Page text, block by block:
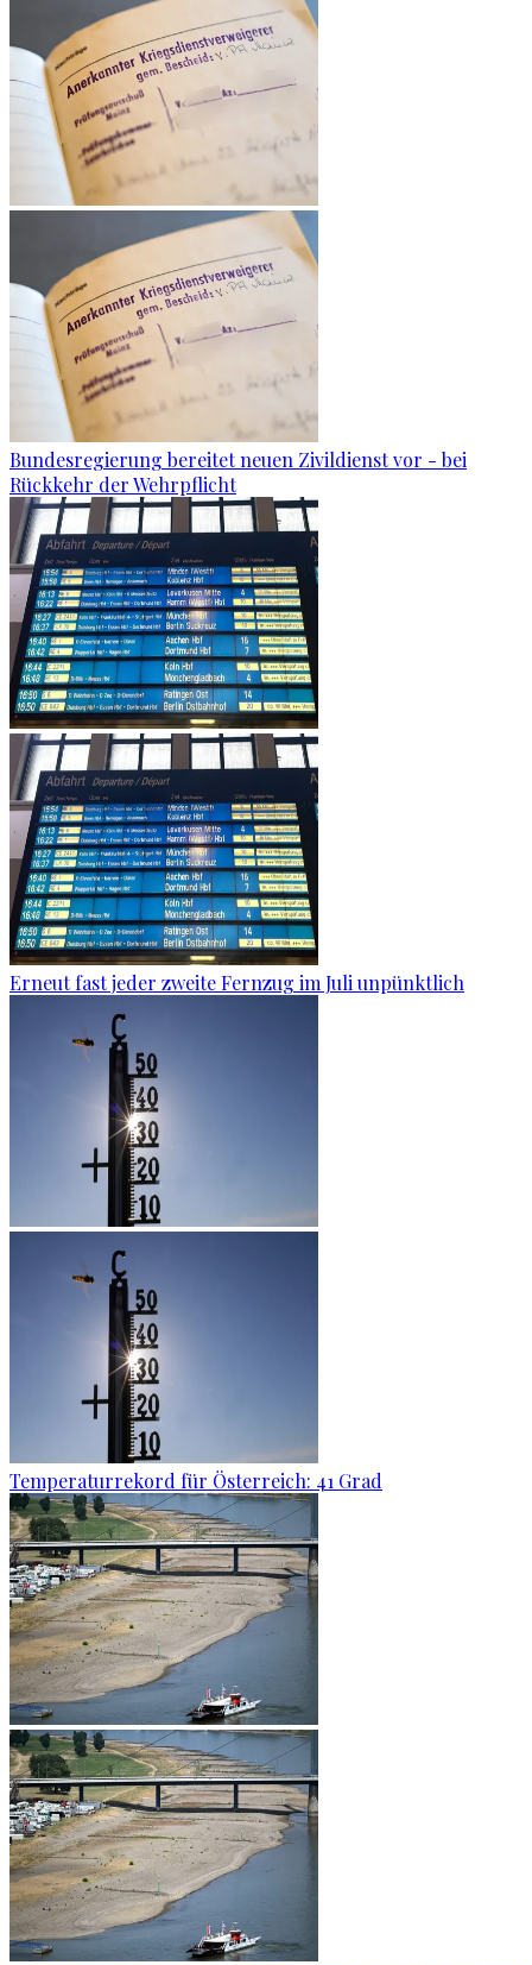
Bundesregierung bereitet neuen Zivildienst vor - bei
Rückkehr der Wehrpflicht
Erneut fast jeder zweite Fernzug im Juli unpünktlich
Temperaturrekord für Österreich: 41 Grad